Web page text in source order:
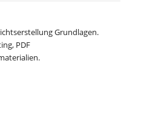
Grundlagen.
PDF